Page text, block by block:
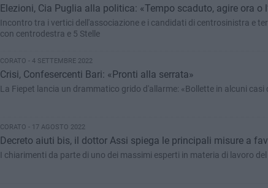
Elezioni, Cia Puglia alla politica: «Tempo scaduto, agire ora o
Incontro tra i vertici dell'associazione e i candidati di centrosinistra e
con centrodestra e 5 Stelle
CORATO - 4 SETTEMBRE 2022
Crisi, Confesercenti Bari: «Pronti alla serrata»
La Fiepet lancia un drammatico grido d'allarme: «Bollette in alcuni casi
CORATO - 17 AGOSTO 2022
Decreto aiuti bis, il dottor Assi spiega le principali misure a
I chiarimenti da parte di uno dei massimi esperti in materia di lavoro